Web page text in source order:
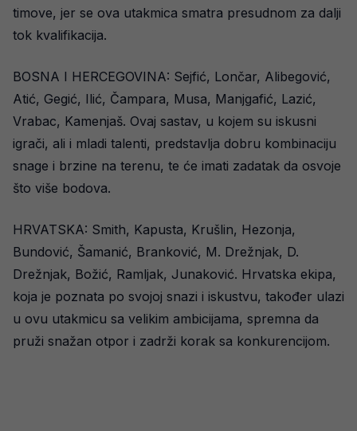
timove, jer se ova utakmica smatra presudnom za dalji
tok kvalifikacija.
BOSNA I HERCEGOVINA: Sejfić, Lončar, Alibegović,
Atić, Gegić, Ilić, Čampara, Musa, Manjgafić, Lazić,
Vrabac, Kamenjaš. Ovaj sastav, u kojem su iskusni
igrači, ali i mladi talenti, predstavlja dobru kombinaciju
snage i brzine na terenu, te će imati zadatak da osvoje
što više bodova.
HRVATSKA: Smith, Kapusta, Krušlin, Hezonja,
Bundović, Šamanić, Branković, M. Drežnjak, D.
Drežnjak, Božić, Ramljak, Junaković. Hrvatska ekipa,
koja je poznata po svojoj snazi i iskustvu, također ulazi
u ovu utakmicu sa velikim ambicijama, spremna da
pruži snažan otpor i zadrži korak sa konkurencijom.